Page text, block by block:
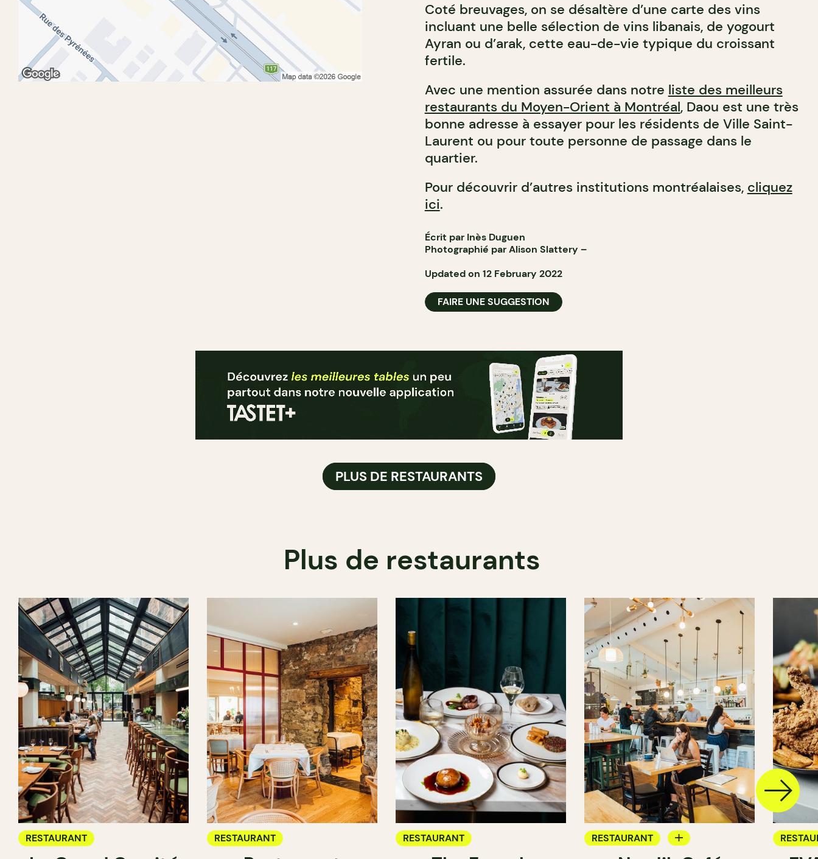
Coté breuvages, on se désaltère d’une carte des vins
incluant une belle sélection de vins libanais, de yogourt
Ayran ou d’arak, cette eau-de-vie typique du croissant
fertile.
Avec une mention assurée dans notre liste des meilleurs
restaurants du Moyen-Orient à Montréal, Daou est une très
bonne adresse à essayer pour les résidents de Ville Saint-
Laurent ou pour toute personne de passage dans le
quartier.
Pour découvrir d’autres institutions montréalaises, cliquez
ici.
Écrit par Inès Duguen
Photographié parAlison Slattery –
Updated on 12 February 2022
FAIRE UNE SUGGESTION
PLUS DE RESTAURANTS
Plus de restaurants
RESTAURANT RESTAURANT RESTAURANT
RESTAURANT